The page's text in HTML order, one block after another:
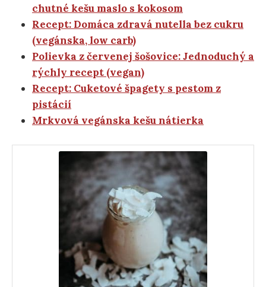
chutné kešu maslo s kokosom
Recept: Domáca zdravá nutella bez cukru
(vegánska, low carb)
Polievka z červenej šošovice: Jednoduchý a
rýchly recept (vegan)
Recept: Cuketové špagety s pestom z
pistácií
Mrkvová vegánska kešu nátierka